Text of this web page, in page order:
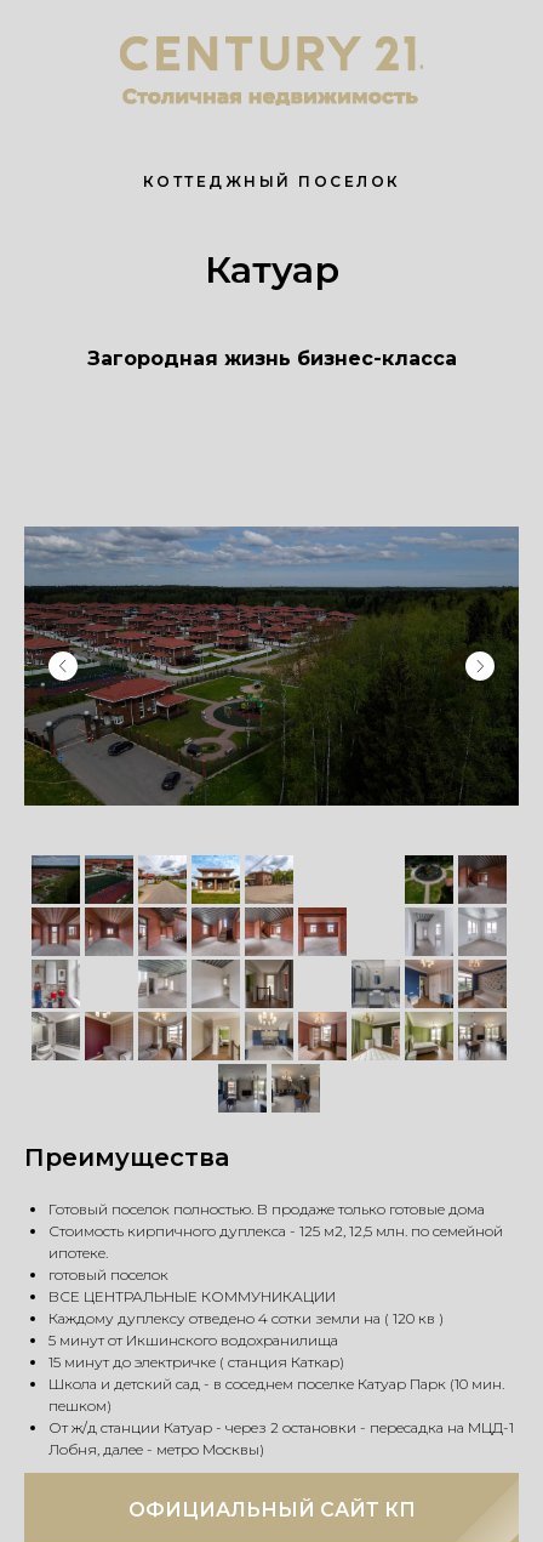
КОТТЕДЖНЫЙ ПОСЕЛОК
Катуар
Загородная жизнь бизнес-класса
Преимущества
Готовый поселок полностью. В продаже только готовые дома
Стоимость кирпичного дуплекса - 125 м2, 12,5 млн. по семейной
ипотеке.
готовый поселок
ВСЕ ЦЕНТРАЛЬНЫЕ КОММУНИКАЦИИ
Каждому дуплексу отведено 4 сотки земли на ( 120 кв )
⁠5 минут от Икшинского водохранилища
15 минут до электричке ( станция Каткар)
Школа и детский сад - в соседнем поселке Катуар Парк (10 мин.
пешком)
От ж/д станции Катуар - через 2 остановки - пересадка на МЦД-1
Лобня, далее - метро Москвы)
ОФИЦИАЛЬНЫЙ САЙТ КП